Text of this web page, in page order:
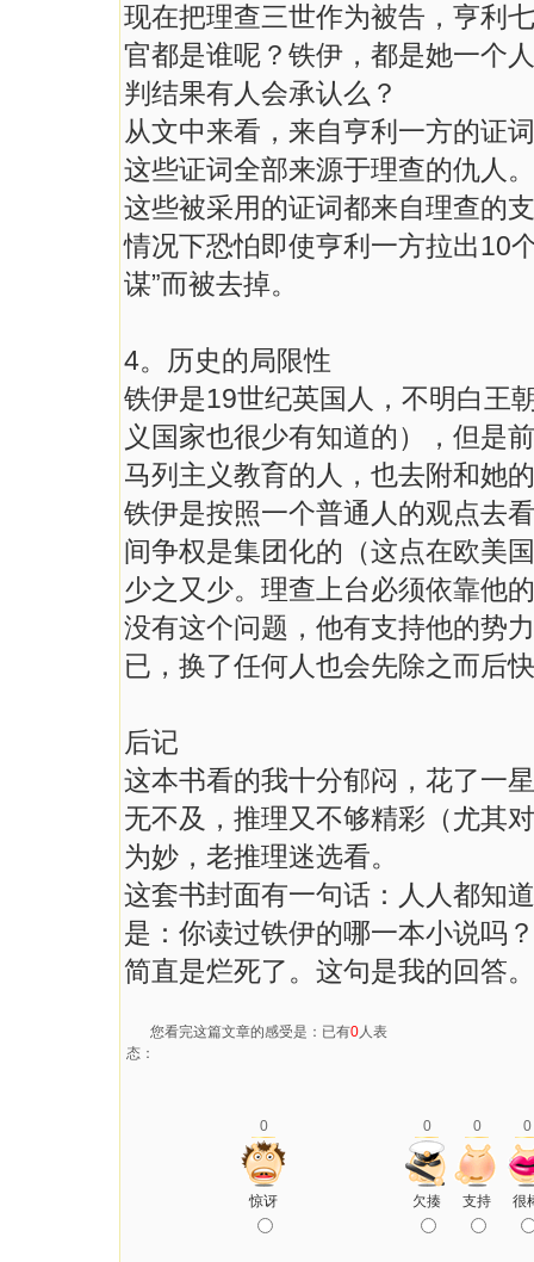
现在把理查三世作为被告，亨利
官都是谁呢？铁伊，都是她一个
判结果有人会承认么？
从文中来看，来自亨利一方的证
这些证词全部来源于理查的仇人
这些被采用的证词都来自理查的
情况下恐怕即使亨利一方拉出10
谋”而被去掉。
4。历史的局限性
铁伊是19世纪英国人，不明白王
义国家也很少有知道的），但是
马列主义教育的人，也去附和她
铁伊是按照一个普通人的观点去
间争权是集团化的（这点在欧美
少之又少。理查上台必须依靠他
没有这个问题，他有支持他的势
已，换了任何人也会先除之而后
后记
这本书看的我十分郁闷，花了一
无不及，推理又不够精彩（尤其
为妙，老推理迷选看。
这套书封面有一句话：人人都知
是：你读过铁伊的哪一本小说吗？
简直是烂死了。这句是我的回答。
您看完这篇文章的感受是：已有0人表
态：
0 0 0 0
惊讶 欠揍 支持 很